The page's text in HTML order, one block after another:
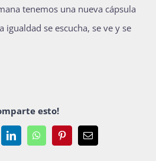
tenemos una nueva cápsula
igualdad se escucha, se ve y se
esto!
LinkedInWhatsAppPinterestEmail